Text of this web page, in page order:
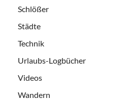
Schlößer
Städte
Technik
Urlaubs-Logbücher
Videos
Wandern